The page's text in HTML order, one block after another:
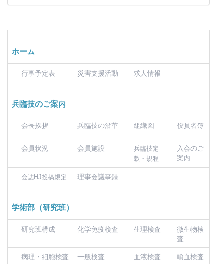
ホーム
行事予定表 災害支援活動 求人情報
兵臨技のご案内
会長挨拶 兵臨技の沿革 組織図 役員名簿
会員状況 会員施設
兵臨技定
款・規程
入会のご
案内
会誌HJ投稿規定 理事会議事録
学術部（研究班）
研究班構成 化学免疫検査 生理検査
微生物検
査
病理・細胞検査
一般検査 血液検査
輸血検査